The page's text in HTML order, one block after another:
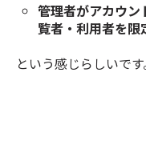
管理者がアカウン
覧者・利用者を限
という感